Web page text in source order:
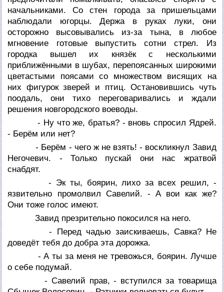
начальниками. Со стен города за пришельцами
наблюдали югорцы. Держа в руках луки, они
осторожно высовывались из-за тына, в любое
мгновение готовые выпустить сотни стрел. Из
городка вышел их князёк с несколькими
приближёнными в шубах, перепоясанных широкими
цветастыми поясами со множеством висящих на
них фигурок зверей и птиц. Остановившись чуть
поодаль, они тихо переговаривались и ждали
решения новгородского воеводы.
- Ну что же, братья? - вновь спросил Ядрей.
- Берём или нет?
- Берём - чего ж не взять! - воскликнул Завид
Негочевич. - Только пускай они нас жратвой
снабдят.
- Эк ты, боярин, лихо за всех решил, -
язвительно промолвил Савелий. - А вои как же?
Они тоже голос имеют.
Завид презрительно покосился на него.
- Перед чадью заискиваешь, Савка? Не
доведёт тебя до добра эта дорожка.
- А ты за меня не тревожься, боярин. Лучше
о себе подумай.
- Савелий прав, - вступился за товарища